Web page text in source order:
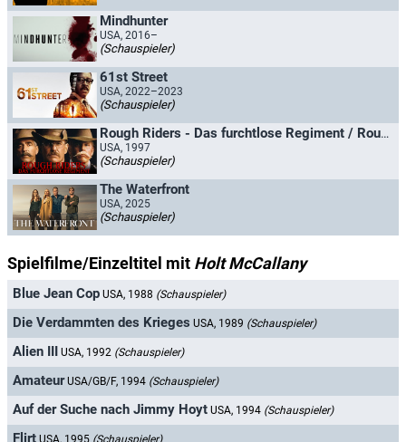
Mindhunter
USA, 2016–
(Schauspieler)
61st Street
USA, 2022–2023
(Schauspieler)
Rough Riders - Das furchtlose Regiment / Rough Riders - Durch die Hölle zum Sieg
USA, 1997
(Schauspieler)
The Waterfront
USA, 2025
(Schauspieler)
Spielfilme/Einzeltitel mit Holt McCallany
Blue Jean Cop USA, 1988 (Schauspieler)
Die Verdammten des Krieges USA, 1989 (Schauspieler)
Alien III USA, 1992 (Schauspieler)
Amateur USA/GB/F, 1994 (Schauspieler)
Auf der Suche nach Jimmy Hoyt USA, 1994 (Schauspieler)
Flirt